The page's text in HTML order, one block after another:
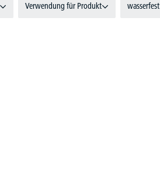
Verwendung für Produkt wasserfest